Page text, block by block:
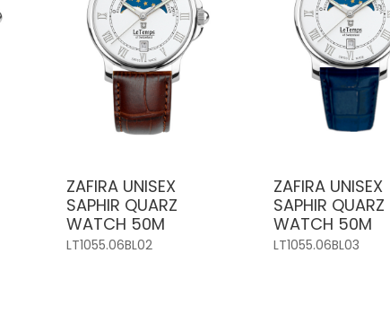
ZAFIRA UNISEX
SAPHIR QUARZ
WATCH 50M
LT1055.06BL02
ZAFIRA UNISEX
SAPHIR QUARZ
WATCH 50M
LT1055.06BL03